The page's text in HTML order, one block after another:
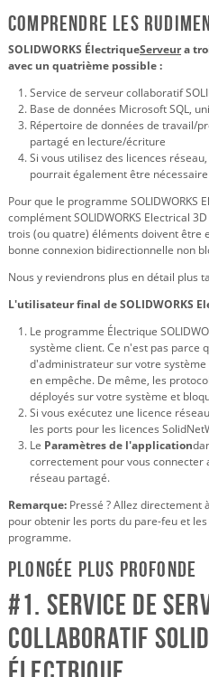
Comprendre les
SOLIDWORKS ÉlectriqueServeura
avec un quatrième possible :
Service de serveur collaboratif
Base de données Microsoft SQL,
Répertoire de données de travail/
partagé en lecture/écriture
Si vous utilisez des licences
pourrait également être nécessaire
Pour que le programme SOLIDWORKS
complément SOLIDWORKS Electrical
trois (ou quatre) éléments doivent être
bonne connexion bidirectionnelle non
Nous y reviendrons plus en détail plus
L'utilisateur final de SOLIDWORKS
Le programme Électrique
système client. Ce n'est pas parce
d'administrateur sur votre
en empêche. De même, les
déployés sur votre système et
Si vous exécutez une licence
les ports pour les licences
Le Paramètres de l'application
correctement pour vous connecter
réseau partagé.
Remarque: Pressé ? Allez directement
pour obtenir les ports du pare-feu et
programme.
Plongée plus profonde
#1. Service de
collaboratif